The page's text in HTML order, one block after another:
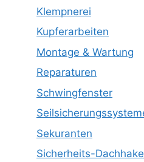
Klempnerei
Kupferarbeiten
Montage & Wartung
Reparaturen
Schwingfenster
Sekuranten
Sicherheits-